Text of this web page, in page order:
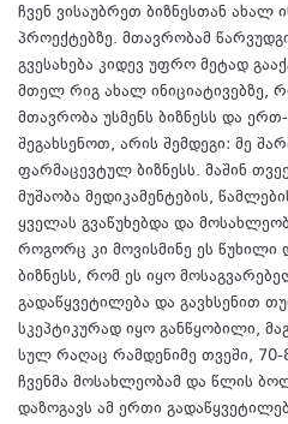
ჩვენ ვისაუბრეთ ბიზნესთან ახალ
პროექტებზე. მთავრობამ
გვესახება კიდევ უფრო მეტად
მთელ რიგ ახალ ინიციატივებზე,
მთავრობა უსმენს ბიზნესს და
შეგახსენოთ, არის შემდეგი: მე
ფარმაცევტულ ბიზნესს. მაშინ
მუშაობა მედიკამენტების,
ყველას გვაწუხებდა და
როგორც კი მოვისმინე ეს
ბიზნესს, რომ ეს იყო
გადაწყვეტილება და გავხსენით
სკეპტიკურად იყო განწყობილი,
სულ რაღაც რამდენიმე თვეში,
ჩვენმა მოსახლეობამ და წლის
დაზოგავს ამ ერთი